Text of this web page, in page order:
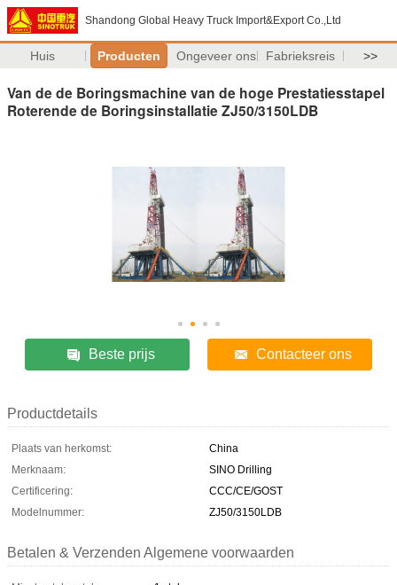
Shandong Global Heavy Truck Import&Export Co.,Ltd
Huis Producten Ongeveer ons Fabrieksreis >>
Van de de Boringsmachine van de hoge Prestatiesstapel
Roterende de Boringsinstallatie ZJ50/3150LDB
Beste prijs Contacteer ons
Productdetails
Plaats van herkomst:
China
Merknaam:
SINO Drilling
Certificering:
CCC/CE/GOST
Modelnummer:
ZJ50/3150LDB
Betalen & Verzenden Algemene voorwaarden